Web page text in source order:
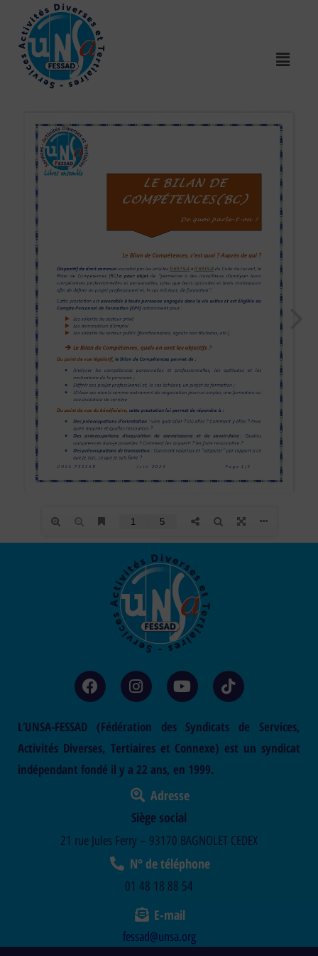
L’UNSA-FESSAD (Fédération des Syndicats de Services,
Activités Diverses, Tertiaires et Connexe) est un syndicat
indépendant fondé il y a 22 ans, en 1999.
Adresse
Siège social
21 rue Jules Ferry – 93170 BAGNOLET CEDEX
N° de téléphone
01 48 18 88 54
E-mail
fessad@unsa.org